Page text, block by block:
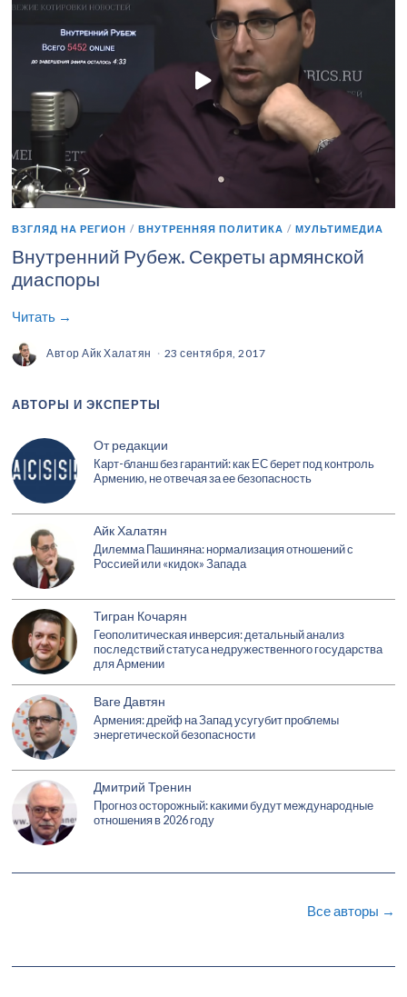
ВЗГЛЯД НА РЕГИОН / ВНУТРЕННЯЯ ПОЛИТИКА / МУЛЬТИМЕДИА
Внутренний Рубеж. Секреты армянской
диаспоры
Читать →
АвторАйк Халатян 23 сентября, 2017
АВТОРЫ И ЭКСПЕРТЫ
От редакции
Карт-бланш без гарантий: как ЕС берет под контроль
Армению, не отвечая за ее безопасность
Айк Халатян
Дилемма Пашиняна: нормализация отношений с
Россией или «кидок» Запада
Тигран Кочарян
Геополитическая инверсия: детальный анализ
последствий статуса недружественного государства
для Армении
Ваге Давтян
Армения: дрейф на Запад усугубит проблемы
энергетической безопасности
Дмитрий Тренин
Прогноз осторожный: какими будут международные
отношения в 2026 году
Все авторы →